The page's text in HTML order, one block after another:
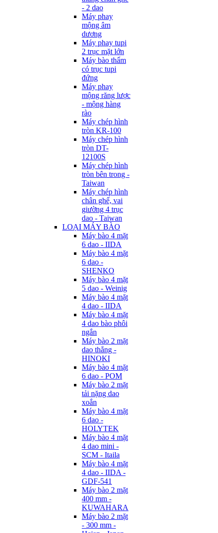
- 2 dao
Máy phay
mộng âm
dương
Máy phay tupi
2 trục mặt lớn
Máy bào thẩm
có trục tupi
đứng
Máy phay
mộng răng lược
- mộng hàng
rào
Máy chép hình
tròn KR-100
Máy chép hình
tròn DT-
12100S
Máy chép hình
tròn bên trong -
Taiwan
Máy chép hình
chân ghế, vai
giường 4 trục
dao - Taiwan
LOẠI MÁY BÀO
Máy bào 4 mặt
6 dao - IIDA
Máy bào 4 mặt
6 dao -
SHENKO
Máy bào 4 mặt
5 dao - Weinig
Máy bào 4 mặt
4 dao - IIDA
Máy bào 4 mặt
4 dao bào phôi
ngắn
Máy bào 2 mặt
dao thẳng -
HINOKI
Máy bào 4 mặt
6 dao - POM
Máy bào 2 mặt
tải nặng dao
xoắn
Máy bào 4 mặt
6 dao -
HOLYTEK
Máy bào 4 mặt
4 dao mini -
SCM - Itaila
Máy bào 4 mặt
4 dao - IIDA -
GDF-541
Máy bào 2 mặt
400 mm -
KUWAHARA
Máy bào 2 mặt
- 300 mm -